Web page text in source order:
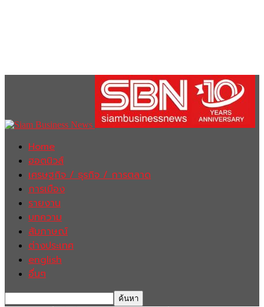
Home
ฮอตนิวส์
เศรษฐกิจ / ธุรกิจ / การตลาด
การเมือง
รายงาน
บทความ
สัมภาษณ์
ต่างประเทศ
english
อื่นๆ